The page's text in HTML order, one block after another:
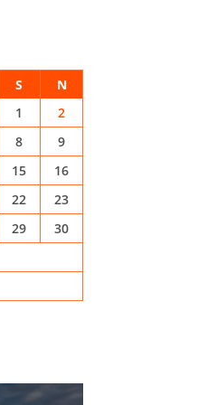
S N
1
2
8
9
15
16
22
23
29
30